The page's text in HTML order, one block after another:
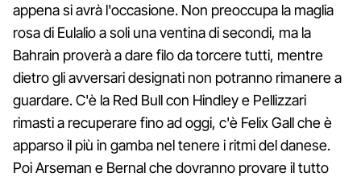
appena si avrà l'occasione. Non preoccupa la maglia
rosa di Eulalio a soli una ventina di secondi, ma la
Bahrain proverà a dare filo da torcere tutti, mentre
dietro gli avversari designati non potranno rimanere a
guardare. C'è la Red Bull con Hindley e Pellizzari
rimasti a recuperare fino ad oggi, c'è Felix Gall che è
apparso il più in gamba nel tenere i ritmi del danese.
Poi Arseman e Bernal che dovranno provare il tutto